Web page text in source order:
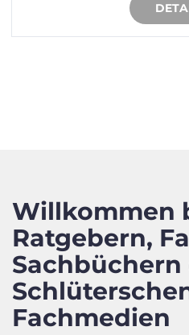
IN DEN
Willkommen
Ratgebern,
Sachbüchern
Fachmedien